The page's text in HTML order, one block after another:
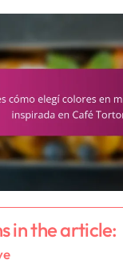
in the article: